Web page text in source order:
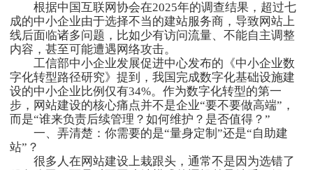
根据中国互联网协会在2025年的调查结果，超过七
成的中小企业由于选择不当的建站服务商，导致网站上
线后面临诸多问题，比如少有访问流量、不能自主调整
内容，甚至可能遭遇网络攻击。
工信部中小企业发展促进中心发布的《中小企业数
字化转型路径研究》提到，我国完成数字化基础设施建
设的中小企业比例仅有34%。作为数字化转型的第一
步，网站建设的核心痛点并不是企业“要不要做高端”，
而是“谁来负责后续管理？如何维护？是否值得？”
一、弄清楚：你需要的是“量身定制”还是“自助建
站”？
很多人在网站建设上栽跟头，通常不是因为选错了